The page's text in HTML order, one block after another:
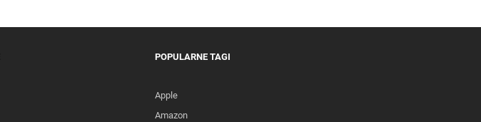
POPULARNE TAGI
Apple
Amazon